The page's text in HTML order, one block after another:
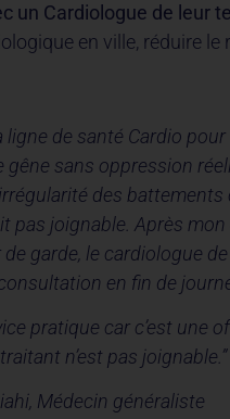
un Cardiologue de leur
en ville, réduire
ligne de santé Cardio
gêne sans oppression
des
pas joignable. Après
garde, le cardiologue de
en fin de
pratique car c’est une
n’est pas joignable.”
Médecin généraliste